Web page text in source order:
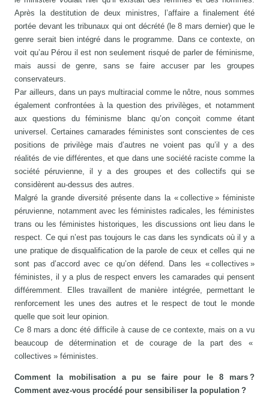
Après la destitution de deux ministres, l’affaire a finalement été
portée devant les tribunaux qui ont décrété (le 8 mars dernier) que le
genre serait bien intégré dans le programme. Dans ce contexte, on
voit qu’au Pérou il est non seulement risqué de parler de féminisme,
mais aussi de genre, sans se faire accuser par les groupes
conservateurs.
Par ailleurs, dans un pays multiracial comme le nôtre, nous sommes
également confrontées à la question des privilèges, et notamment
aux questions du féminisme blanc qu’on conçoit comme étant
universel. Certaines camarades féministes sont conscientes de ces
positions de privilège mais d’autres ne voient pas qu’il y a des
réalités de vie différentes, et que dans une société raciste comme la
société péruvienne, il y a des groupes et des collectifs qui se
considèrent au-dessus des autres.
Malgré la grande diversité présente dans la « collective » féministe
péruvienne, notamment avec les féministes radicales, les féministes
trans ou les féministes historiques, les discussions ont lieu dans le
respect. Ce qui n’est pas toujours le cas dans les syndicats où il y a
une pratique de disqualification de la parole de ceux et celles qui ne
sont pas d’accord avec ce qu’on défend. Dans les « collectives »
féministes, il y a plus de respect envers les camarades qui pensent
différemment. Elles travaillent de manière intégrée, permettant le
renforcement les unes des autres et le respect de tout le monde
quelle que soit leur opinion.
Ce 8 mars a donc été difficile à cause de ce contexte, mais on a vu
beaucoup de détermination et de courage de la part des «
collectives » féministes.
Comment la mobilisation a pu se faire pour le 8 mars ?
Comment avez-vous procédé pour sensibiliser la population ?